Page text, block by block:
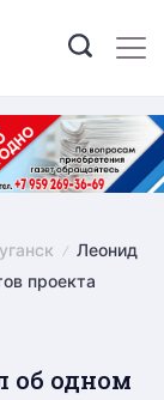
Леонид
проекта
об одном